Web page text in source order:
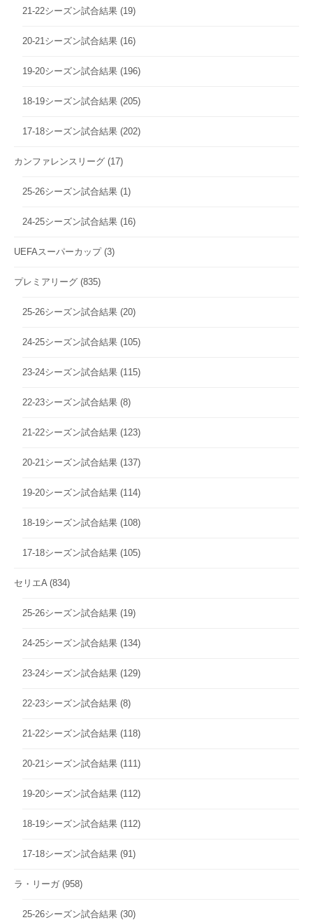
21-22シーズン試合結果 (19)
20-21シーズン試合結果 (16)
19-20シーズン試合結果 (196)
18-19シーズン試合結果 (205)
17-18シーズン試合結果 (202)
カンファレンスリーグ (17)
25-26シーズン試合結果 (1)
24-25シーズン試合結果 (16)
UEFAスーパーカップ(3)
プレミアリーグ (835)
25-26シーズン試合結果 (20)
24-25シーズン試合結果 (105)
23-24シーズン試合結果 (115)
22-23シーズン試合結果 (8)
21-22シーズン試合結果 (123)
20-21シーズン試合結果 (137)
19-20シーズン試合結果 (114)
18-19シーズン試合結果 (108)
17-18シーズン試合結果 (105)
セリエA (834)
25-26シーズン試合結果 (19)
24-25シーズン試合結果 (134)
23-24シーズン試合結果 (129)
22-23シーズン試合結果 (8)
21-22シーズン試合結果 (118)
20-21シーズン試合結果 (111)
19-20シーズン試合結果 (112)
18-19シーズン試合結果 (112)
17-18シーズン試合結果 (91)
ラ・リーガ (958)
25-26シーズン試合結果 (30)